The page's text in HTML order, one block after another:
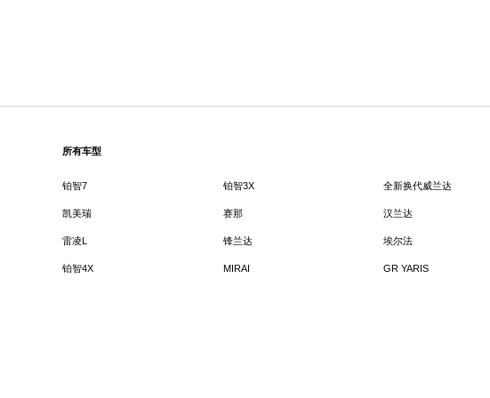
所有车型
铂智7 铂智3X 全新换代威兰达
凯美瑞 赛那 汉兰达
雷凌L 锋兰达 埃尔法
铂智4X MIRAI GR YARIS